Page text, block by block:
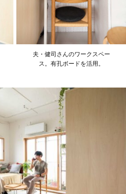
夫・健司さんのワークスペー
ス。有孔ボードを活用。